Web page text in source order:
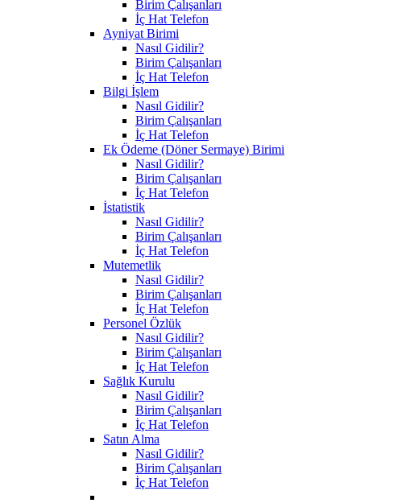
Birim Çalışanları
İç Hat Telefon
Ayniyat Birimi
Nasıl Gidilir?
Birim Çalışanları
İç Hat Telefon
Bilgi İşlem
Nasıl Gidilir?
Birim Çalışanları
İç Hat Telefon
Ek Ödeme (Döner Sermaye) Birimi
Nasıl Gidilir?
Birim Çalışanları
İç Hat Telefon
İstatistik
Nasıl Gidilir?
Birim Çalışanları
İç Hat Telefon
Mutemetlik
Nasıl Gidilir?
Birim Çalışanları
İç Hat Telefon
Personel Özlük
Nasıl Gidilir?
Birim Çalışanları
İç Hat Telefon
Sağlık Kurulu
Nasıl Gidilir?
Birim Çalışanları
İç Hat Telefon
Satın Alma
Nasıl Gidilir?
Birim Çalışanları
İç Hat Telefon